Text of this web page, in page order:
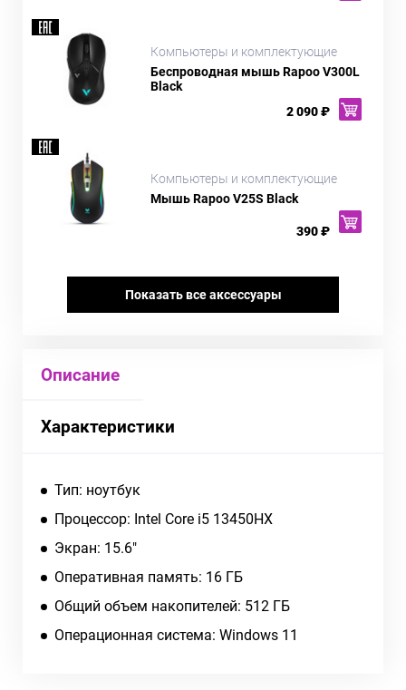
Компьютеры и комплектующие
Беспроводная мышь Rapoo V300L
Black
2 090 ₽
Компьютеры и комплектующие
Мышь Rapoo V25S Black
390 ₽
Показать все аксессуары
Описание
Характеристики
Тип: ноутбук
Процессор: Intel Core i5 13450HX
Экран: 15.6"
Оперативная память: 16 ГБ
Общий объем накопителей: 512 ГБ
Операционная система: Windows 11